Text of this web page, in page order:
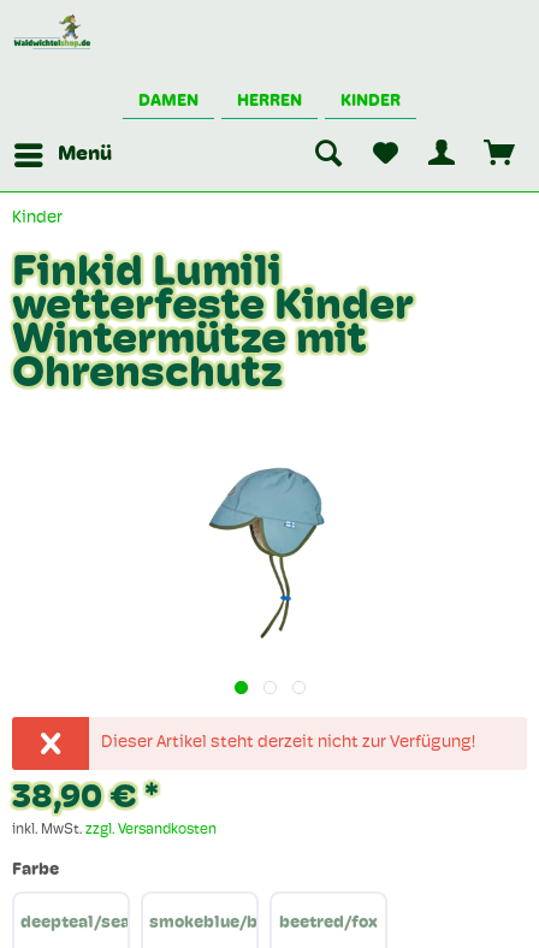
DAMEN HERREN KINDER
Menü
Kinder
Finkid Lumili
wetterfeste Kinder
Wintermütze mit
Ohrenschutz
Dieser Artikel steht derzeit nicht zur Verfügung!
38,90 € *
inkl. MwSt. zzgl. Versandkosten
Farbe
deepteal/seaportsmokeblue/bronzegreen
beetred/fox